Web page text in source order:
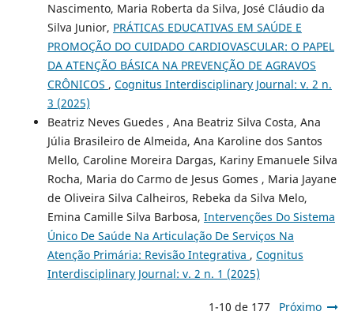
Nascimento, Maria Roberta da Silva, José Cláudio da
Silva Junior, PRÁTICAS EDUCATIVAS EM SAÚDE E
PROMOÇÃO DO CUIDADO CARDIOVASCULAR: O PAPEL
DA ATENÇÃO BÁSICA NA PREVENÇÃO DE AGRAVOS
CRÔNICOS , Cognitus Interdisciplinary Journal: v. 2 n.
3 (2025)
Beatriz Neves Guedes , Ana Beatriz Silva Costa, Ana
Júlia Brasileiro de Almeida, Ana Karoline dos Santos
Mello, Caroline Moreira Dargas, Kariny Emanuele Silva
Rocha, Maria do Carmo de Jesus Gomes , Maria Jayane
de Oliveira Silva Calheiros, Rebeka da Silva Melo,
Emina Camille Silva Barbosa, Intervenções Do Sistema
Único De Saúde Na Articulação De Serviços Na
Atenção Primária: Revisão Integrativa , Cognitus
Interdisciplinary Journal: v. 2 n. 1 (2025)
1-10 de 177 Próximo